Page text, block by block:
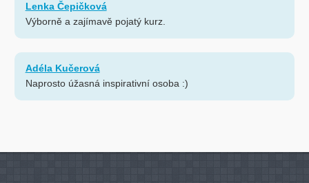
Lenka Čepičková
Výborně a zajímavě pojatý kurz.
Adéla Kučerová
Naprosto úžasná inspirativní osoba :)